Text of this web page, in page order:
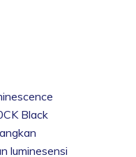
Black
luminesensi